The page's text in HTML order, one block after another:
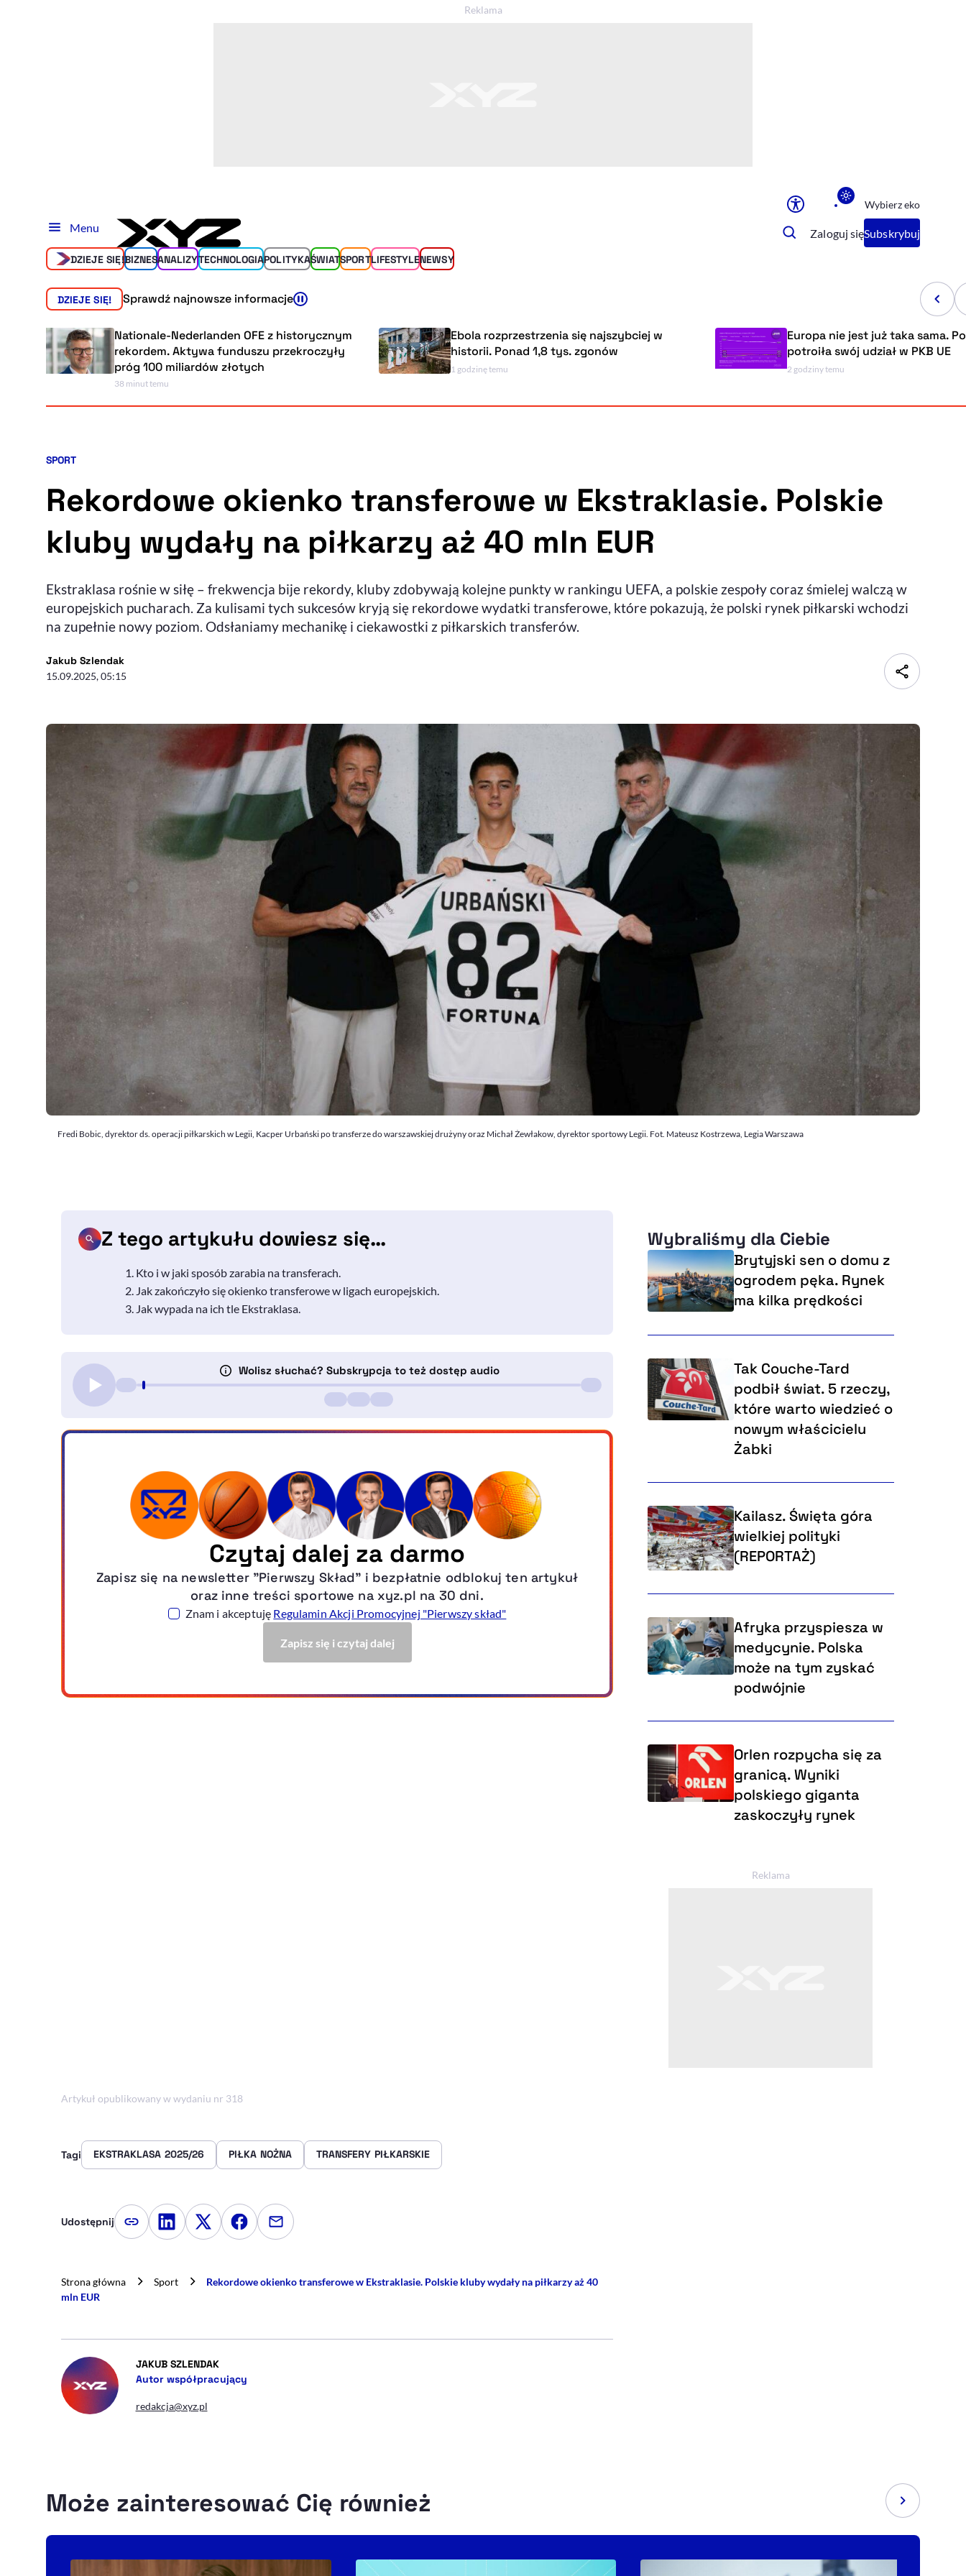
Sprawdź, jak i dlaczego zwiększamy dostępność
Deklaracja dostępności, otwiera się w nowym oknie
Zgłoś problem
, otwiera się w
Wybierz eko
Menu Zaloguj sięSubskrybuj
DZIEJE SIĘ!BIZNESANALIZYTECHNOLOGIAPOLITYKAŚWIATSPORTLIFESTYLENEWSY
DZIEJE SIĘ! Sprawdź najnowsze informacje
Nationale-Nederlanden OFE z historycznym
rekordem. Aktywa funduszu przekroczyły
próg 100 miliardów złotych
Ebola rozprzestrzenia się najszybciej w
historii. Ponad 1,8 tys. zgonów
1 godzinę temu
Europa nie jest już taka sama. Polska
potroiła swój udział w PKB UE
2 godziny temu
Kategoria artykułu:
SPORT
Rekordowe okienko transferowe w Ekstraklasie. Polskie
kluby wydały na piłkarzy aż 40 mln EUR
Ekstraklasa rośnie w siłę – frekwencja bije rekordy, kluby zdobywają kolejne punkty w rankingu UEFA, a polskie zespoły coraz śmielej walczą w
europejskich pucharach. Za kulisami tych sukcesów kryją się rekordowe wydatki transferowe, które pokazują, że polski rynek piłkarski wchodzi
na zupełnie nowy poziom. Odsłaniamy mechanikę i ciekawostki z piłkarskich transferów.
Jakub Szlendak- autor artykułu - profil
15.09.2025, 05:15
Fredi Bobic, dyrektor ds. operacji piłkarskich w Legii, Kacper Urbański po transferze do warszawskiej drużyny oraz Michał Żewłakow, dyrektor sportowy Legii. Fot. Mateusz Kostrzewa, Legia Warszawa
Z tego artykułu dowiesz się…
Kto i w jaki sposób zarabia na transferach.
Jak zakończyło się okienko transferowe w ligach europejskich.
Jak wypada na ich tle Ekstraklasa.
Wybraliśmy dla Ciebie
Brytyjski sen o domu z
ogrodem pęka. Rynek
ma kilka prędkości
Tak Couche-Tard
podbił świat. 5 rzeczy,
które warto wiedzieć o
nowym właścicielu
Żabki
Kailasz. Święta góra
wielkiej polityki
(REPORTAŻ)
Afryka przyspiesza w
medycynie. Polska
może na tym zyskać
podwójnie
Orlen rozpycha się za
granicą. Wyniki
polskiego giganta
zaskoczyły rynek
Artykuł opublikowany w wydaniu nr 318
Tagi EKSTRAKLASA 2025/26 PIŁKA NOŻNA TRANSFERY PIŁKARSKIE
Udostępnij Kopiuj link artykułu
Udostępnij na LinkedIn
Udostępnij na Twitterze
Udostępnij na Facebooku
Udostępnij przez e-mail
Strona główna Sport
Rekordowe okienko transferowe w Ekstraklasie. Polskie kluby wydały na piłkarzy aż 40
mln EUR
JAKUB SZLENDAK- AUTOR ARTYKUŁU - PROFIL
Autor współpracujący
redakcja@xyz.pl
Może zainteresować Cię również